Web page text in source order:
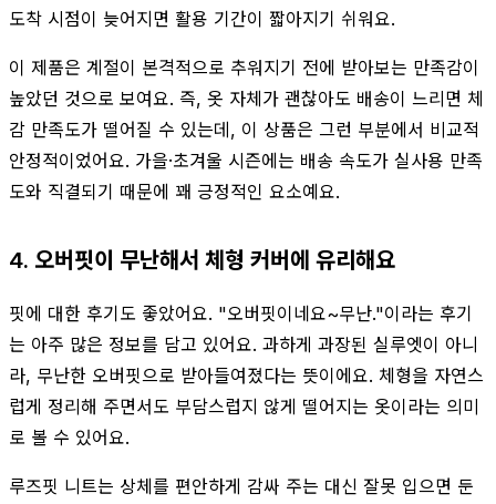
도착 시점이 늦어지면 활용 기간이 짧아지기 쉬워요.
이 제품은 계절이 본격적으로 추워지기 전에 받아보는 만족감이
높았던 것으로 보여요. 즉, 옷 자체가 괜찮아도 배송이 느리면 체
감 만족도가 떨어질 수 있는데, 이 상품은 그런 부분에서 비교적
안정적이었어요. 가을·초겨울 시즌에는 배송 속도가 실사용 만족
도와 직결되기 때문에 꽤 긍정적인 요소예요.
4. 오버핏이 무난해서 체형 커버에 유리해요
핏에 대한 후기도 좋았어요. "오버핏이네요~무난."이라는 후기
는 아주 많은 정보를 담고 있어요. 과하게 과장된 실루엣이 아니
라, 무난한 오버핏으로 받아들여졌다는 뜻이에요. 체형을 자연스
럽게 정리해 주면서도 부담스럽지 않게 떨어지는 옷이라는 의미
로 볼 수 있어요.
루즈핏 니트는 상체를 편안하게 감싸 주는 대신 잘못 입으면 둔